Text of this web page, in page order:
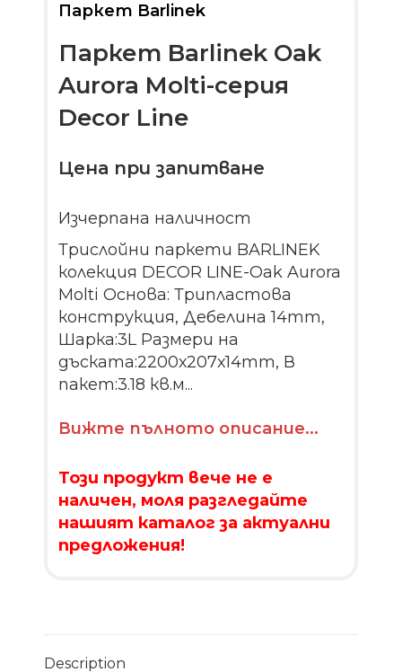
Паркет Barlinek
Паркет Barlinek Oak
Aurora Molti-серия
Decor Line
Цена при запитване
Изчерпана наличност
Трислойни паркети BARLINEK
колекция DECOR LINE-Oak Aurora
Molti Основа: Трипластова
конструкция, Дебелина 14mm,
Шарка:3L Размери на
дъската:2200х207х14mm, В
пакет:3.18 кв.м...
Вижте пълното описание...
Този продукт вече не е
наличен, моля разгледайте
нашият каталог за актуални
предложения!
Description